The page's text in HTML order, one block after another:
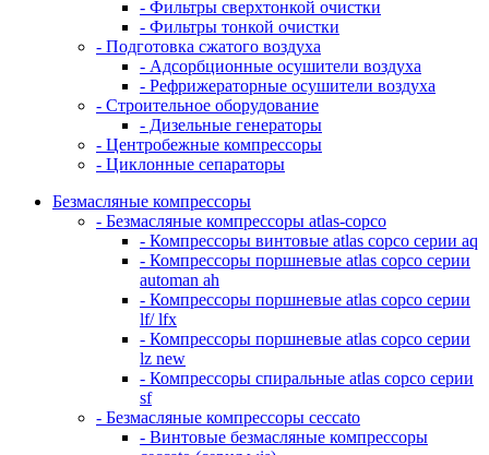
- Фильтры сверхтонкой очистки
- Фильтры тонкой очистки
- Подготовка сжатого воздуха
- Адсорбционные осушители воздуха
- Рефрижераторные осушители воздуха
- Строительное оборудование
- Дизельные генераторы
- Центробежные компрессоры
- Циклонные сепараторы
Безмасляные компрессоры
- Безмасляные компрессоры atlas-copco
- Компрессоры винтовые atlas copco серии aq
- Компрессоры поршневые atlas copco серии
automan ah
- Компрессоры поршневые atlas copco серии
lf/ lfx
- Компрессоры поршневые atlas copco серии
lz new
- Компрессоры спиральные atlas copco серии
sf
- Безмасляные компрессоры ceccato
- Винтовые безмасляные компрессоры